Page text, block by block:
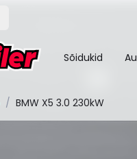
Sõidukid
/ BMW X5 3.0 230kW